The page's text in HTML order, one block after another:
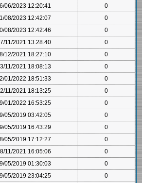
06/2023 12:20:41
0
08/2023 12:42:07
0
08/2023 12:42:46
0
11/2021 13:28:40
0
12/2021 18:27:10
0
11/2021 18:08:13
0
01/2022 18:51:33
0
11/2021 18:13:25
0
01/2022 16:53:25
0
05/2019 03:42:05
0
05/2019 16:43:29
0
05/2019 17:12:27
0
11/2021 16:05:06
0
05/2019 01:30:03
0
05/2019 23:04:25
0